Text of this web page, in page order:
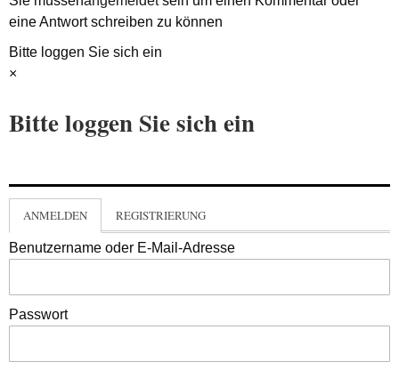
eine Antwort schreiben zu können
Bitte loggen Sie sich ein
×
Bitte loggen Sie sich ein
ANMELDEN REGISTRIERUNG
Benutzername oder E-Mail-Adresse
Passwort